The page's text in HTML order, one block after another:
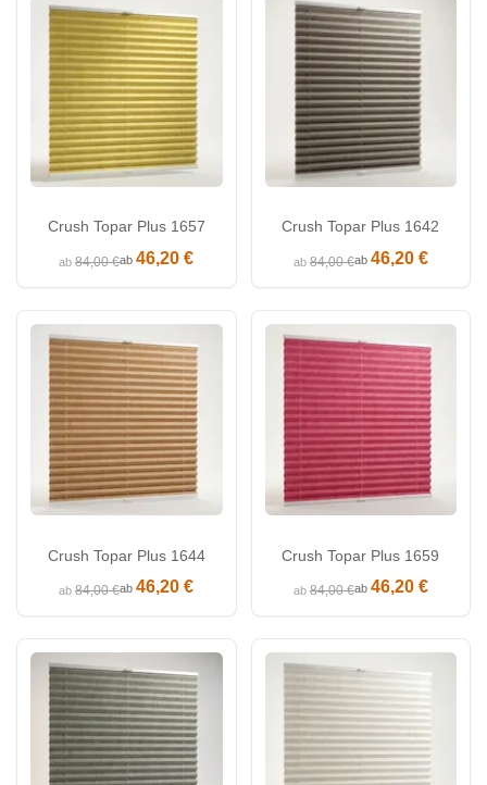
Crush Topar Plus 1657
ab84,00 €ab46,20 €
Crush Topar Plus 1642
ab84,00 €ab 46,20 €
Crush Topar Plus 1644
ab84,00 €ab46,20 €
Crush Topar Plus 1659
ab84,00 €ab 46,20 €